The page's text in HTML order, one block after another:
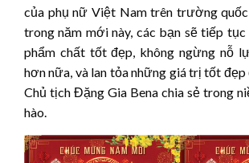
của phụ nữ Việt Nam trên trường
trong năm mới này, các bạn sẽ tiếp tục
phẩm chất tốt đẹp, không ngừng nỗ
hơn nữa, và lan tỏa những giá trị tốt đẹp
Chủ tịch Đặng Gia Bena chia sẻ trong
hào.